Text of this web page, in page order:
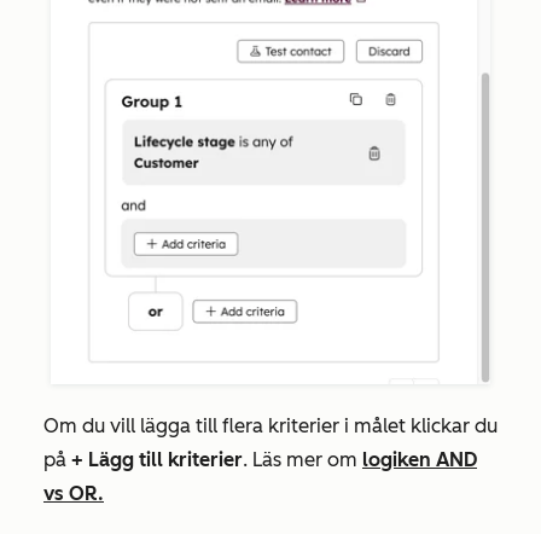
Om du vill lägga till flera kriterier i målet klickar du
på + Lägg till kriterier. Läs mer om logiken AND
vs OR.